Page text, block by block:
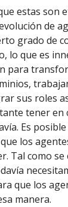
estas son
de
grado de
lo que es
para
sus roles
tener en
Es
los
Tal como se
que los
manera.